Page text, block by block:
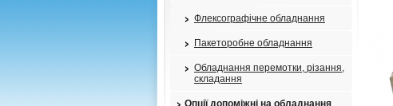
Флексографічне обладнання
Пакеторобне обладнання
Обладнання перемотки, різання,
складання
Опції допоміжні на обладнання